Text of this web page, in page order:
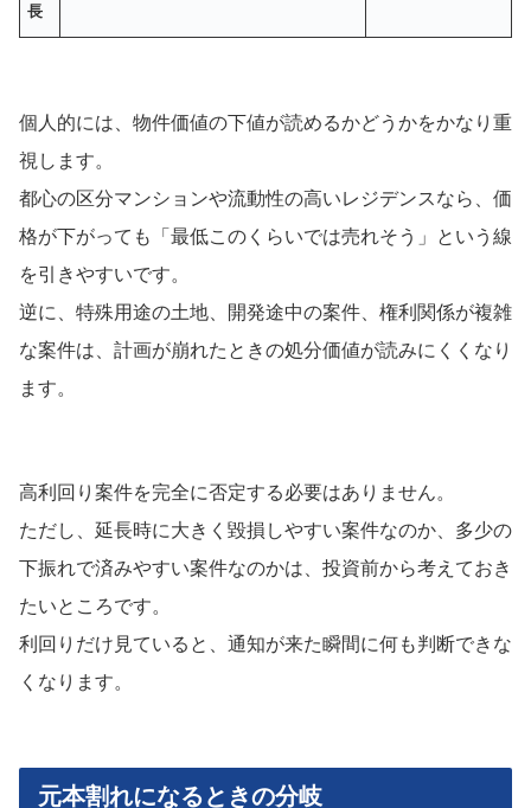
長
個人的には、物件価値の下値が読めるかどうかをかなり重
視します。
都心の区分マンションや流動性の高いレジデンスなら、価
格が下がっても「最低このくらいでは売れそう」という線
を引きやすいです。
逆に、特殊用途の土地、開発途中の案件、権利関係が複雑
な案件は、計画が崩れたときの処分価値が読みにくくなり
ます。
高利回り案件を完全に否定する必要はありません。
ただし、延長時に大きく毀損しやすい案件なのか、多少の
下振れで済みやすい案件なのかは、投資前から考えておき
たいところです。
利回りだけ見ていると、通知が来た瞬間に何も判断できな
くなります。
元本割れになるときの分岐